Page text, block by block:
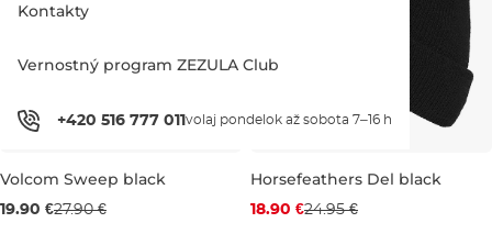
Kontakty
Vernostný program ZEZULA Club
+420 516 777 011 volaj pondelok až sobota 7–16 h
Volcom Sweep black
19.90 €27.90 €
Horsefeathers Del black
18.90 €24.95 €